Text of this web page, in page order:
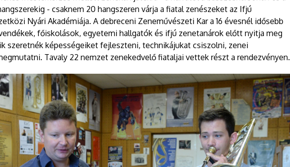
- csaknem 20 hangszeren várja a fiatal zenészeket az Ifjú
Nyári Akadémiája. A debreceni Zeneművészeti Kar a 16 évesnél idősebb
főiskolások, egyetemi hallgatók és ifjú zenetanárok előtt nyitja meg
szeretnék képességeiket fejleszteni, technikájukat csiszolni, zenei
Tavaly 22 nemzet zenekedvelő fiataljai vettek részt a rendezvényen.